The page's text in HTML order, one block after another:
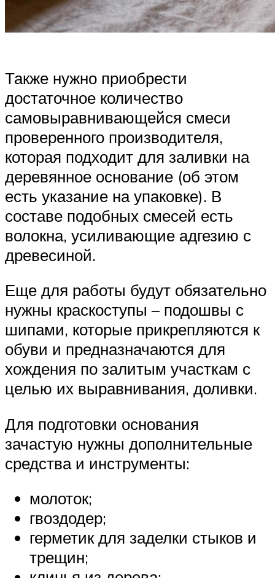
Также нужно приобрести
достаточное количество
самовыравнивающейся смеси
проверенного производителя,
которая подходит для заливки на
деревянное основание (об этом
есть указание на упаковке). В
составе подобных смесей есть
волокна, усиливающие адгезию с
древесиной.
Еще для работы будут обязательно
нужны краскоступы – подошвы с
шипами, которые прикрепляются к
обуви и предназначаются для
хождения по залитым участкам с
целью их выравнивания, доливки.
Для подготовки основания
зачастую нужны дополнительные
средства и инструменты:
молоток;
гвоздодер;
герметик для заделки стыков и
трещин;